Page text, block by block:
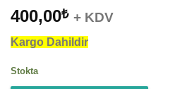
400,00₺ + KDV
Kargo Dahildir
Stokta